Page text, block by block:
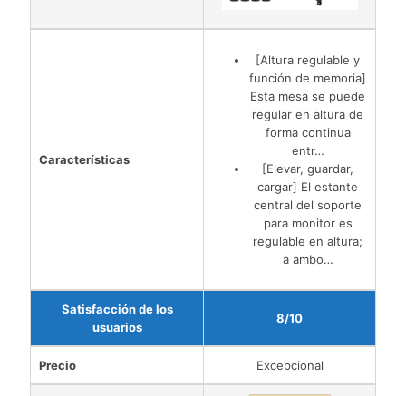
Características
[Altura regulable y
función de memoria]
Esta mesa se puede
regular en altura de
forma continua
entr…
[Elevar, guardar,
cargar] El estante
central del soporte
para monitor es
regulable en altura;
a ambo…
Satisfacción de los
usuarios
8/10
Precio Excepcional